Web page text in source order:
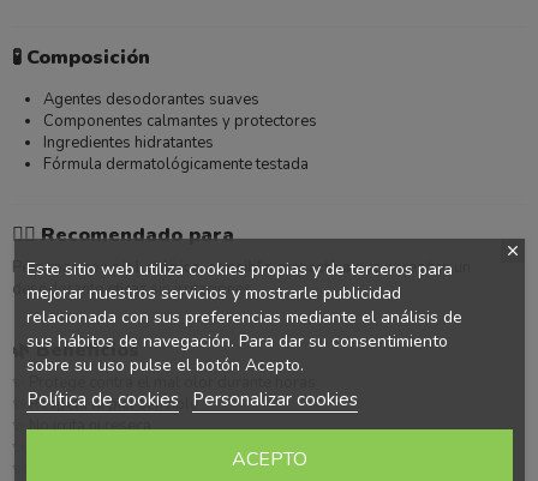
🧪 Composición
Agentes desodorantes suaves
Componentes calmantes y protectores
Ingredientes hidratantes
Fórmula dermatológicamente testada
👩‍⚕️Recomendado para
Personas conpiel atópica, sensible o reactivaque necesitan un
desodorante eficaz sin irritaciones.
🌿Beneficios
✨ Protege contra el mal olor durante horas
✨ Respeta la piel sensible
✨ No irrita ni reseca
✨ Aporta frescura y confort
✨ Ahorro en formato pack
Este sitio web utiliza cookies propias y de terceros para
mejorar nuestros servicios y mostrarle publicidad
relacionada con sus preferencias mediante el análisis de
sus hábitos de navegación. Para dar su consentimiento
sobre su uso pulse el botón Acepto.
Política de cookies Personalizar cookies
ACEPTO